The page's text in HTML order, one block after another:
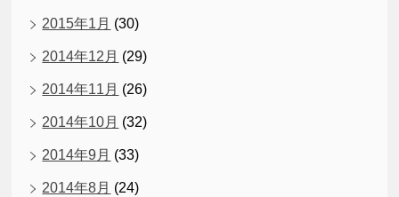
2015年1月 (30)
2014年12月 (29)
2014年11月 (26)
2014年10月 (32)
2014年9月 (33)
2014年8月 (24)